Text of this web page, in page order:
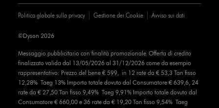
Politica globale sulla privacy Gestione dei Cookie Avviso sui dati
Messaggio pubblicitario con finalità promozionale. Offerta di credito
finalizzato valida dal 13/05/2026 al 31/12/2026 come da esempio
rappresentativo: Prezzo del bene € 599, in 12 rate da € 53,3 Tan fisso
12,28% Taeg 13% Importo totale dovuto dal Consumatore € 639,6, 24
rate da € 27,50 Tan fisso 9,49% Taeg 9,91% Importo totale dovuto dal
Consumatore € 660,00 e 36 rate da € 19,20 Tan fisso 9,54% Taeg
©Dyson 2026